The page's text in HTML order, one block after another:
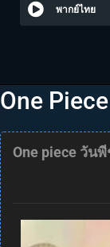
พากย์ไทย
One
One piece วัน